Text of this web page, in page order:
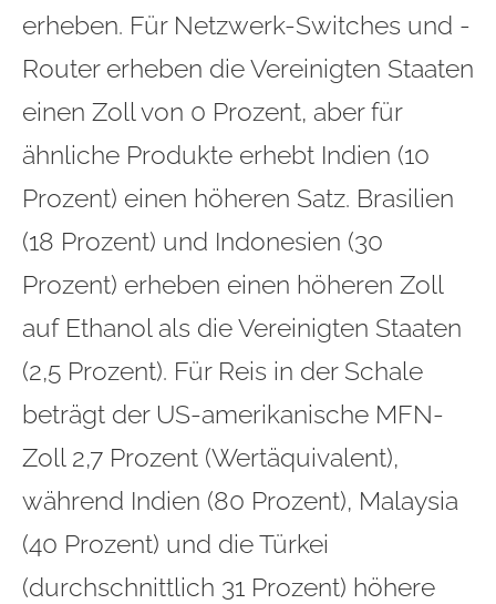
erheben. Für Netzwerk-Switches und -
Router erheben die Vereinigten Staaten
einen Zoll von 0 Prozent, aber für
ähnliche Produkte erhebt Indien (10
Prozent) einen höheren Satz. Brasilien
(18 Prozent) und Indonesien (30
Prozent) erheben einen höheren Zoll
auf Ethanol als die Vereinigten Staaten
(2,5 Prozent). Für Reis in der Schale
beträgt der US-amerikanische MFN-
Zoll 2,7 Prozent (Wertäquivalent),
während Indien (80 Prozent), Malaysia
(40 Prozent) und die Türkei
(durchschnittlich 31 Prozent) höhere